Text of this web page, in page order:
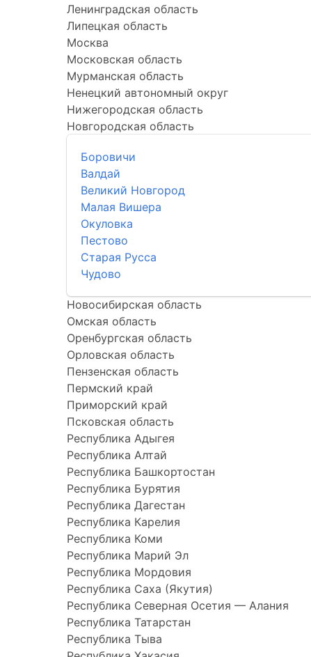
Ленинградская область
Липецкая область
Москва
Московская область
Мурманская область
Ненецкий автономный округ
Нижегородская область
Новгородская область
Боровичи
Валдай
Великий Новгород
Малая Вишера
Окуловка
Пестово
Старая Русса
Чудово
Новосибирская область
Омская область
Оренбургская область
Орловская область
Пензенская область
Пермский край
Приморский край
Псковская область
Республика Адыгея
Республика Алтай
Республика Башкортостан
Республика Бурятия
Республика Дагестан
Республика Карелия
Республика Коми
Республика Марий Эл
Республика Мордовия
Республика Саха (Якутия)
Республика Северная Осетия — Алания
Республика Татарстан
Республика Тыва